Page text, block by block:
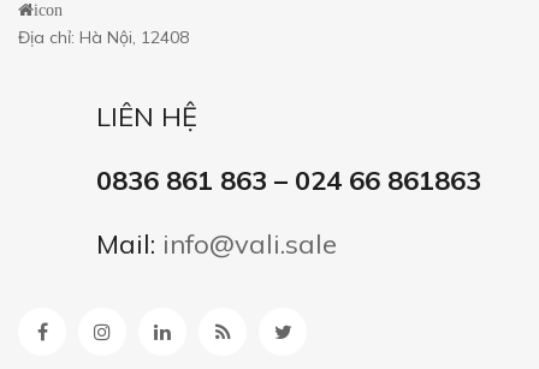
icon
Địa chỉ: Hà Nội, 12408
LIÊN HỆ
0836 861 863 – 024 66 861863
Mail: info@vali.sale